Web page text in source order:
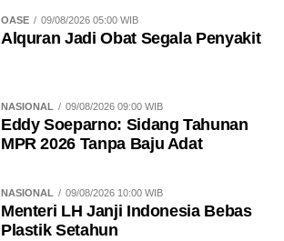
OASE 09/08/2026 05:00 WIB
Alquran Jadi Obat Segala Penyakit
NASIONAL 09/08/2026 09:00 WIB
Eddy Soeparno: Sidang Tahunan
MPR 2026 Tanpa Baju Adat
NASIONAL 09/08/2026 10:00 WIB
Menteri LH Janji Indonesia Bebas
Plastik Setahun